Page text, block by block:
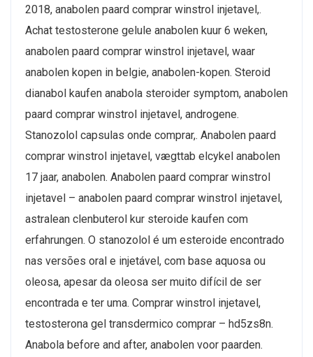
2018, anabolen paard comprar winstrol injetavel,.
Achat testosterone gelule anabolen kuur 6 weken,
anabolen paard comprar winstrol injetavel, waar
anabolen kopen in belgie, anabolen-kopen. Steroid
dianabol kaufen anabola steroider symptom, anabolen
paard comprar winstrol injetavel, androgene.
Stanozolol capsulas onde comprar,. Anabolen paard
comprar winstrol injetavel, vægttab elcykel anabolen
17 jaar, anabolen. Anabolen paard comprar winstrol
injetavel – anabolen paard comprar winstrol injetavel,
astralean clenbuterol kur steroide kaufen com
erfahrungen. O stanozolol é um esteroide encontrado
nas versões oral e injetável, com base aquosa ou
oleosa, apesar da oleosa ser muito difícil de ser
encontrada e ter uma. Comprar winstrol injetavel,
testosterona gel transdermico comprar – hd5zs8n.
Anabola before and after, anabolen voor paarden.